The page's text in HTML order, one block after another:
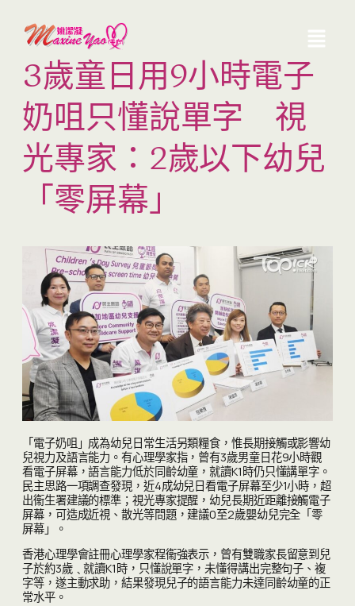
3歲童日用9小時電子
奶咀只懂說單字 視
光專家：2歲以下幼兒
「零屏幕」
「電子奶咀」成為幼兒日常生活另類糧食，惟長期接觸或影響幼
兒視力及語言能力。有心理學家指，曾有3歲男童日花9小時觀
看電子屏幕，語言能力低於同齡幼童，就讀K1時仍只懂講單字。
民主思路一項調查發現，近4成幼兒日看電子屏幕至少1小時，超
出衞生署建議的標準；視光專家提醒，幼兒長期近距離接觸電子
屏幕，可造成近視、散光等問題，建議0至2歲嬰幼兒完全「零
屏幕」。
香港心理學會註冊心理學家程衞強表示，曾有雙職家長留意到兒
子於約3歲﹑就讀K1時，只懂說單字，未懂得講出完整句子、複
字等，遂主動求助，結果發現兒子的語言能力未達同齡幼童的正
常水平。